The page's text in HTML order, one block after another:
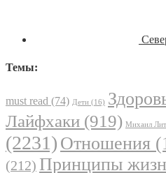
Темы:
must read (74) Дети (16)
Лайфхаки (919) Михаил
(2231) Отношения
(212) Принципы